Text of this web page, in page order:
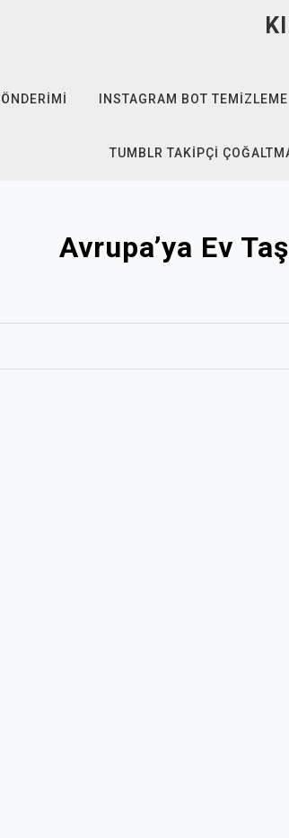
INSTAGRAM BOT TEMIZLEME
TUMBLR TAKIPÇI
Avrupa’ya Ev